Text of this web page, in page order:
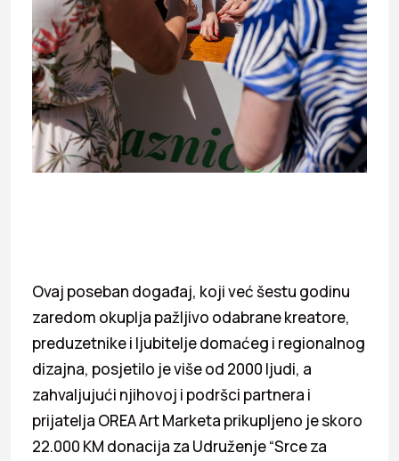
Ovaj poseban događaj, koji već šestu godinu
zaredom okuplja pažljivo odabrane kreatore,
preduzetnike i ljubitelje domaćeg i regionalnog
dizajna, posjetilo je više od 2000 ljudi, a
zahvaljujući njihovoj i podršci partnera i
prijatelja OREA Art Marketa prikupljeno je skoro
22.000 KM donacija za Udruženje “Srce za